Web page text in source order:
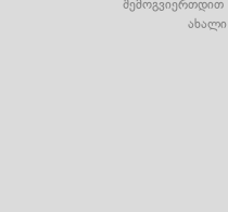
შემოგვიერთდით
ახალი